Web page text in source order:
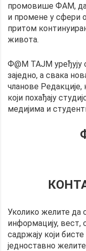
промовише ФАМ, да
и промене у сфери
притом
живота.
Ф@М ТАЈМ уређују
заједно, а свака
чланове
који похађају
медијима и
Уколико желите да
информацију, вест,
садржају који
једноставно